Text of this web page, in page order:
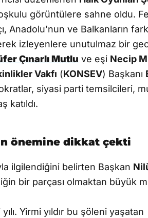
görüntülere sahne oldu.
Anadolu’nun ve Balkanların
izleyenlere unutulmaz bir
Çınarlı Mutlu ve eşi Necip
Vakfı (KONSEV) Başkanı
siyasi parti temsilcileri,
katıldı.
önemine dikkat çekti
ilgilendiğini belirten Başkan
bir parçası olmaktan büyük
Yirmi yıldır bu şöleni yaşatan